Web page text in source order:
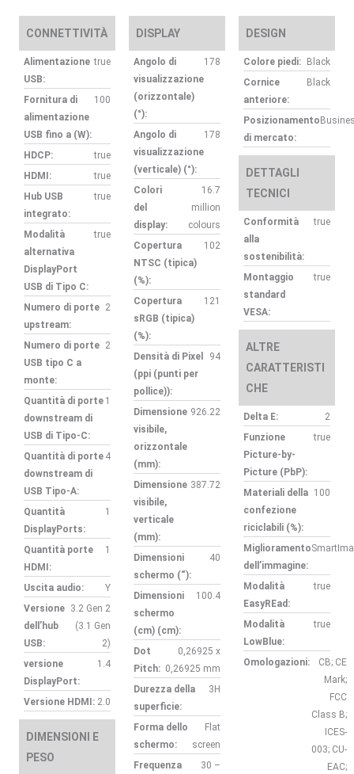
CONNETTIVITÀ
Alimentazione
USB:
true
Fornitura di
alimentazione
USB fino a (W):
100
HDCP:
true
HDMI:
true
Hub USB
integrato:
true
Modalità
alternativa
DisplayPort
USB di Tipo C:
true
Numero di porte
upstream:
2
Numero di porte
USB tipo C a
monte:
2
Quantità di porte
downstream di
USB di Tipo-C:
1
Quantità di porte
downstream di
USB Tipo-A:
4
Quantità
DisplayPorts:
1
Quantità porte
HDMI:
1
Uscita audio:
Y
Versione
dell’hub
USB:
3.2 Gen 2
(3.1 Gen
2)
versione
DisplayPort:
1.4
Versione HDMI: 2.0
DIMENSIONI E
PESO
DISPLAY
Angolo di
visualizzazione
(orizzontale)
(°):
178
Angolo di
visualizzazione
(verticale) (°):
178
Colori
del
display:
16.7
million
colours
Copertura
NTSC (tipica)
(%):
102
Copertura
sRGB (tipica)
(%):
121
Densità di Pixel
(ppi (punti per
pollice)):
94
Dimensione
visibile,
orizzontale
(mm):
926.22
Dimensione
visibile,
verticale
(mm):
387.72
Dimensioni
schermo (“):
40
Dimensioni
schermo
(cm) (cm):
100.4
Dot
Pitch:
0,26925 x
0,26925 mm
Durezza della
superficie:
3H
Forma dello
schermo:
Flat
screen
Frequenza
30 –
DESIGN
Colore piedi:
Black
Cornice
anteriore:
Black
Posizionamento
di mercato:
DETTAGLI
TECNICI
Conformità
alla
sostenibilità:
true
Montaggio
standard
VESA:
true
ALTRE
CARATTERISTI
CHE
Delta E:
2
Funzione
Picture-by-
Picture (PbP):
true
Materiali della
confezione
riciclabili (%):
100
Miglioramento
dell’immagine:
Modalità
EasyREad:
true
Modalità
LowBlue:
true
Omologazioni:
CB; CE
Mark;
FCC
Class B;
ICES-
003; CU-
EAC;